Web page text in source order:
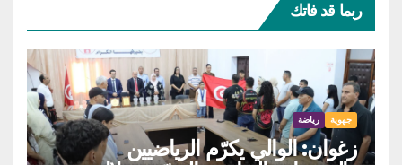
ربما قد فاتك
جهوية رياضة
زغوان: الوالي يكرّم الرياضيين